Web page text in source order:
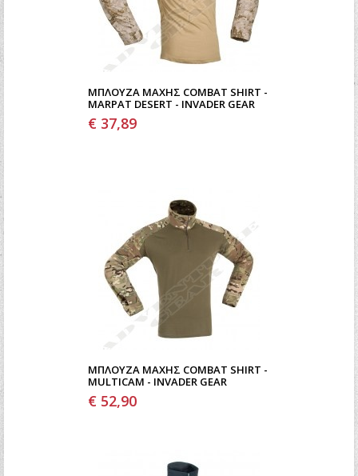
ΜΠΛΟΎΖΑ ΜΆΧΗΣ COMBAT SHIRT -
MARPAT DESERT - INVADER GEAR
€ 37,89
ΜΠΛΟΎΖΑ ΜΆΧΗΣ COMBAT SHIRT -
MULTICAM - INVADER GEAR
€ 52,90